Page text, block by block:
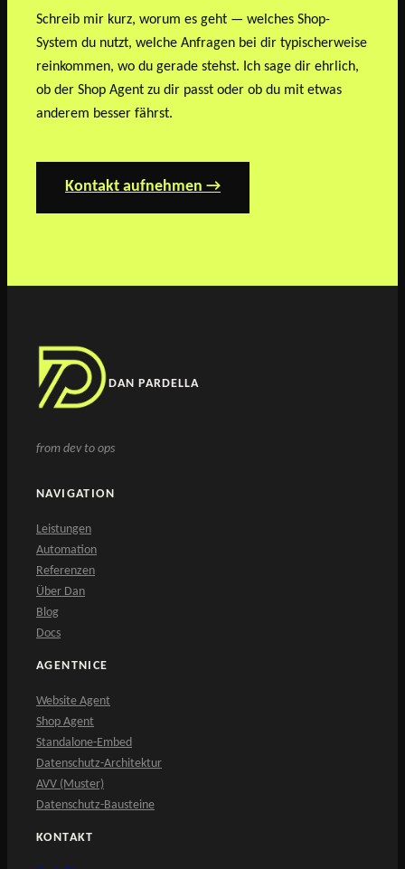
Schreib mir kurz, worum es geht — welches Shop-
System du nutzt, welche Anfragen bei dir typischerweise
reinkommen, wo du gerade stehst. Ich sage dir ehrlich,
ob der Shop Agent zu dir passt oder ob du mit etwas
anderem besser fährst.
Kontakt aufnehmen →
DAN PARDELLA
from dev to ops
NAVIGATION
Leistungen
Automation
Referenzen
Über Dan
Blog
Docs
AGENTNICE
Website Agent
Shop Agent
Standalone-Embed
Datenschutz-Architektur
AVV (Muster)
Datenschutz-Bausteine
KONTAKT